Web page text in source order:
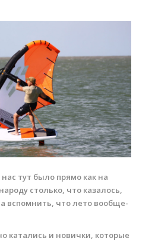
Виндсерфинг
Кайтсерфинг
Новости
Медиа
Медиа архив
Фотки
Видео
Цены
тут было прямо как на
столько, что казалось,
вспомнить, что лето вообще-
катались и новички, которые